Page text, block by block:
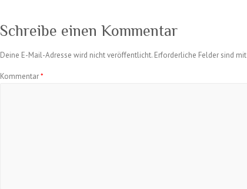
Schreibe einen Kommentar
Deine E-Mail-Adresse wird nicht veröffentlicht. Erforderliche Felder sind mit
Kommentar*